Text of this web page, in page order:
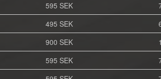
595 SEK
495 SEK
900 SEK
595 SEK